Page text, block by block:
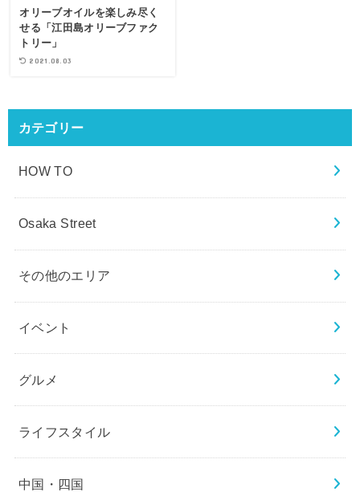
オリーブオイルを楽しみ尽く
せる「江田島オリーブファク
トリー」
2021.08.03
カテゴリー
HOW TO
Osaka Street
その他のエリア
イベント
グルメ
ライフスタイル
中国・四国